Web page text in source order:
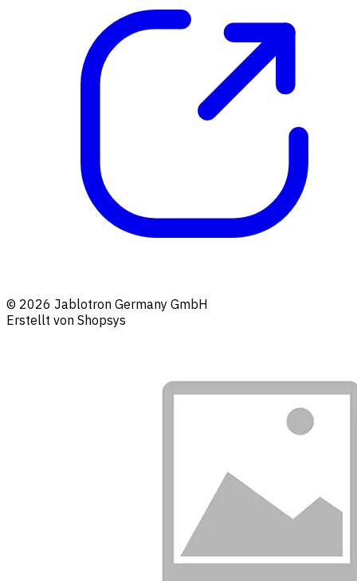
© 2026 Jablotron Germany GmbH
Erstellt von Shopsys